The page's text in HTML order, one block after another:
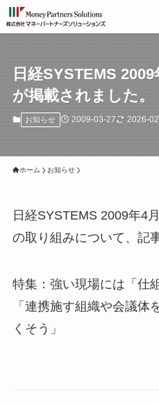
日経SYSTEMS
が掲載されました。
お知らせ 2009-03-27 2026-
ホーム お知らせ
日経SYSTEMS 2009年4
の取り組みについて、記
特集：強い現場には「仕
「連携施す組織や会議体
くそう」